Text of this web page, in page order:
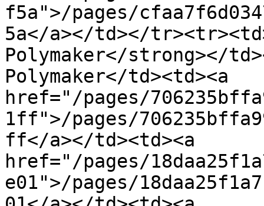
f5a">/pages/
5a</a></td></
Polymaker</strong></
Polymaker</td><td><a
href="/pages/
1ff">/pages/
ff</a></td><td><a
href="/pages/
e01">/pages/